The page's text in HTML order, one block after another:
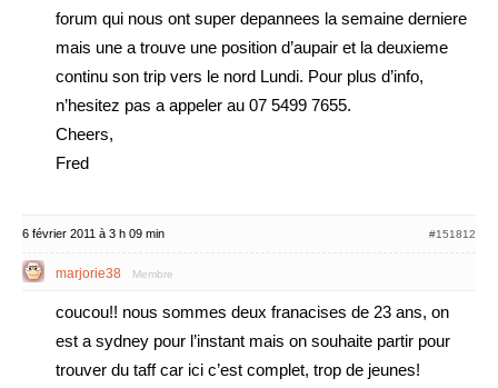
forum qui nous ont super depannees la semaine derniere
mais une a trouve une position d’aupair et la deuxieme
continu son trip vers le nord Lundi. Pour plus d’info,
n’hesitez pas a appeler au 07 5499 7655.
Cheers,
Fred
6 février 2011 à 3 h 09 min #151812
marjorie38 Membre
coucou!! nous sommes deux franacises de 23 ans, on
est a sydney pour l’instant mais on souhaite partir pour
trouver du taff car ici c’est complet, trop de jeunes!